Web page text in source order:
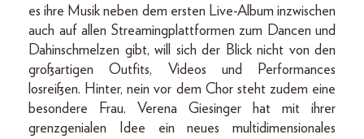
es ihre Musik neben dem ersten Live-Album inzwischen
auch auf allen Streamingplattformen zum Dancen und
Dahinschmelzen gibt, will sich der Blick nicht von den
großartigen Outfits, Videos und Performances
losreißen. Hinter, nein vor dem Chor steht zudem eine
besondere Frau. Verena Giesinger hat mit ihrer
grenzgenialen Idee ein neues multidimensionales